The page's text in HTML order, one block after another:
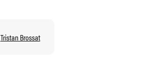
Tristan Brossat